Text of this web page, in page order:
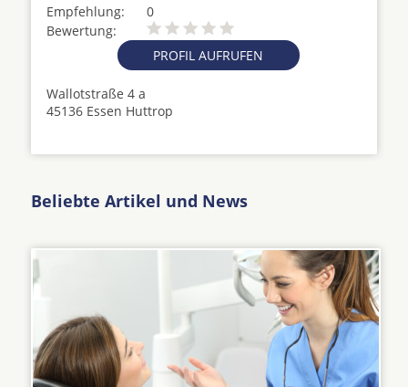
Empfehlung:
0
Bewertung:
PROFIL AUFRUFEN
Wallotstraße 4 a
45136 Essen Huttrop
Beliebte Artikel und News